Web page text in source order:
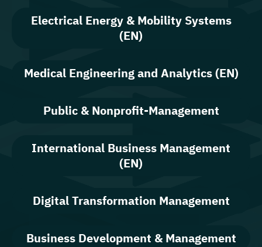
Electrical Energy & Mobility Systems
(EN)
Medical Engineering and Analytics (EN)
Public & Nonprofit-Management
International Business Management
(EN)
Digital Transformation Management
Business Development & Management